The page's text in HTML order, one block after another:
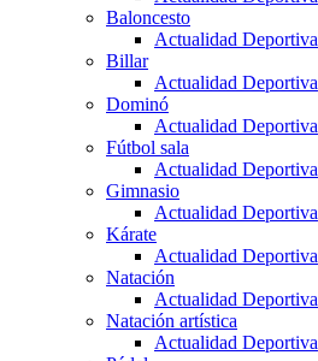
Baloncesto
Actualidad Deportiva
Billar
Actualidad Deportiva
Dominó
Actualidad Deportiva
Fútbol sala
Actualidad Deportiva
Gimnasio
Actualidad Deportiva
Kárate
Actualidad Deportiva
Natación
Actualidad Deportiva
Natación artística
Actualidad Deportiva